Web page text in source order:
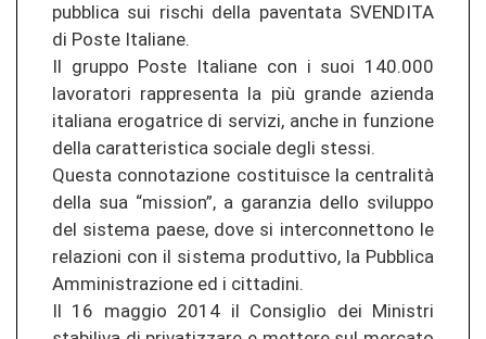
pubblica sui rischi della paventata SVENDITA
di Poste Italiane.
Il gruppo Poste Italiane con i suoi 140.000
lavoratori rappresenta la più grande azienda
italiana erogatrice di servizi, anche in funzione
della caratteristica sociale degli stessi.
Questa connotazione costituisce la centralità
della sua “mission”, a garanzia dello sviluppo
del sistema paese, dove si interconnettono le
relazioni con il sistema produttivo, la Pubblica
Amministrazione ed i cittadini.
Il 16 maggio 2014 il Consiglio dei Ministri